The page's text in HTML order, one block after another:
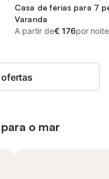
Casa de férias para 7
Varanda
A partir de€ 176por noite
o mar